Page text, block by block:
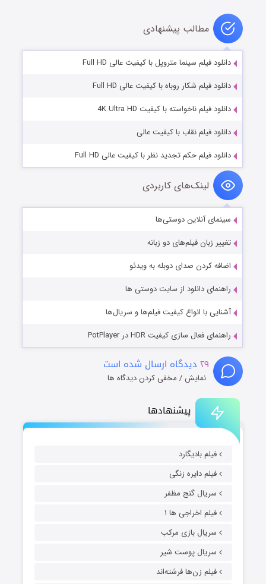
پیشنهادها
فیلم بادیگارد
فیلم دایره زنگی
سریال گنج مظفر
فیلم اخراجی ها ۱
سریال بازی مرکب
سریال پوست شیر
فیلم زن‌ها فرشته‌اند
مطالب پیشنهادی
دانلود فیلم سینما متروپل با کیفیت عالی Full HD
دانلود فیلم شکار روباه با کیفیت عالی Full HD
دانلود فیلم ناخواسته با کیفیت 4K Ultra HD
دانلود فیلم نقاب با کیفیت عالی
دانلود فیلم حکم تجدید نظر با کیفیت عالی Full HD
لینک‌های کاربردی
سینمای آنلاین دوستی‌ها
تغییر زبان فیلم‌های دو زبانه
اضافه کردن صدای دوبله به ویدئو
راهنمای دانلود از سایت دوستی ها
آشنایی با انواع کیفیت فیلم‌ها و سریال‌ها
راهنمای فعال سازی کیفیت HDR در PotPlayer
۲۹ دیدگاه ارسال شده است
نمایش / مخفی کردن دیدگاه ها